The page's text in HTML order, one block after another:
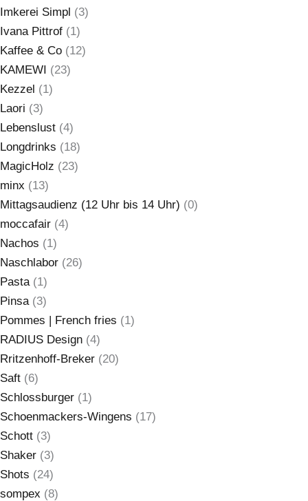
Imkerei Simpl (3)
Ivana Pittrof (1)
Kaffee & Co (12)
KAMEWI (23)
Kezzel (1)
Laori (3)
Lebenslust (4)
Longdrinks (18)
MagicHolz (23)
minx (13)
Mittagsaudienz (12 Uhr bis 14 Uhr) (0)
moccafair (4)
Nachos (1)
Naschlabor (26)
Pasta (1)
Pinsa (3)
Pommes | French fries (1)
RADIUS Design (4)
Rritzenhoff-Breker (20)
Saft (6)
Schlossburger (1)
Schoenmackers-Wingens (17)
Schott (3)
Shaker (3)
Shots (24)
sompex (8)